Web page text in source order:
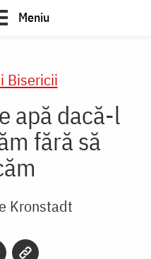
Meniu
Bisericii
apă dacă-l
fără să
Kronstadt